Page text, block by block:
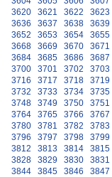
3620
3621 3622 3623
3636
3637 3638 3639
3652
3653 3654 3655
3668
3669 3670 3671
3684
3685 3686 3687
3700
3701 3702 3703
3716
3717 3718 3719
3732
3733 3734 3735
3748
3749 3750 3751
3764
3765 3766 3767
3780
3781 3782 3783
3796
3797 3798 3799
3812
3813 3814 3815
3828
3829 3830 3831
3844
3845 3846 3847